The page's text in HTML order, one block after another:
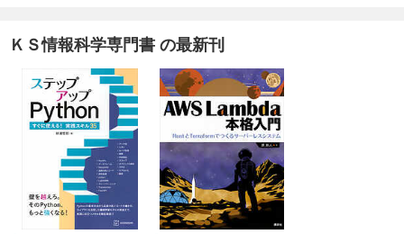
ＫＳ情報科学専門書 の最新刊